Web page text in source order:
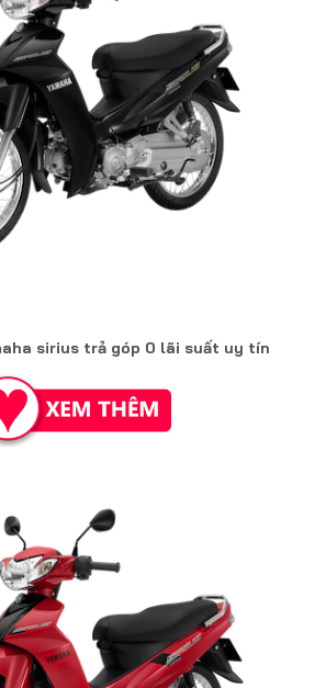
sirius trả góp 0 lãi suất uy tín